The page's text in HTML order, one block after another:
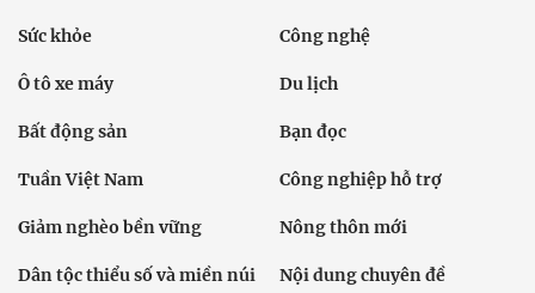
Sức khỏe Công nghệ
Ô tô xe máy Du lịch
Bất động sản Bạn đọc
Tuần Việt Nam Công nghiệp hỗ trợ
Giảm nghèo bền vững Nông thôn mới
Dân tộc thiểu số và miền núi Nội dung chuyên đề